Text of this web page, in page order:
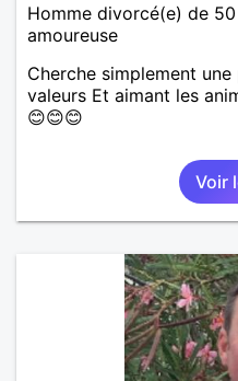
Homme divorcé(e) de
amoureuse
Cherche simplement
valeurs Et aimant les
😊😊😊
Voir